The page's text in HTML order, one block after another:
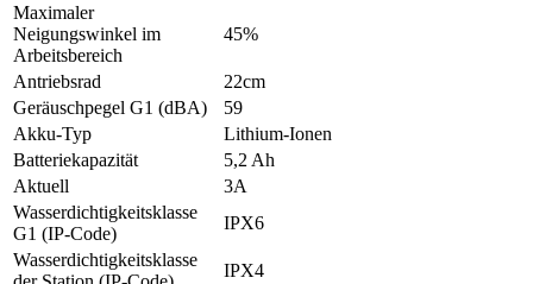
Maximaler
Neigungswinkel im
Arbeitsbereich
45%
Antriebsrad
22cm
Geräuschpegel G1 (dBA)
59
Akku-Typ
Lithium-Ionen
Batteriekapazität
5,2 Ah
Aktuell
3A
Wasserdichtigkeitsklasse
G1 (IP-Code)
IPX6
Wasserdichtigkeitsklasse
IPX4